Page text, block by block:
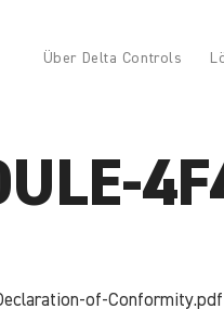
Über Delta Controls
of-Conformity.pdf